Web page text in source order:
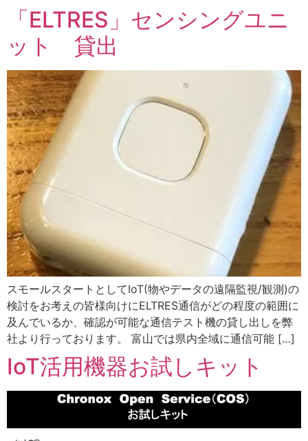
「ELTRES」センシングユニ
ット 貸出
スモールスタートとしてIoT(物やデータの遠隔監視/観測)の
検討をお考えの皆様向けにELTRES通信がどの程度の範囲に
及んでいるか、確認が可能な通信テスト機の貸し出しを弊
社より行っております。 富山では県内全域に通信可能 […]
IoT活用機器お試しキット